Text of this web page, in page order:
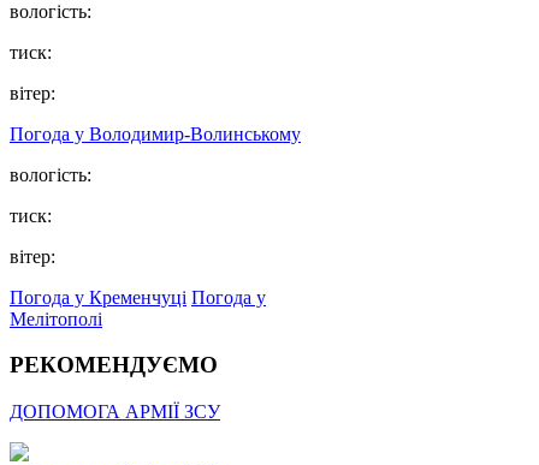
вологість:
тиск:
вітер:
Погода у Володимир-Волинському
вологість:
тиск:
вітер:
Погода у Кременчуці Погода у
Мелітополі
РЕКОМЕНДУЄМО
ДОПОМОГА АРМІЇ ЗСУ